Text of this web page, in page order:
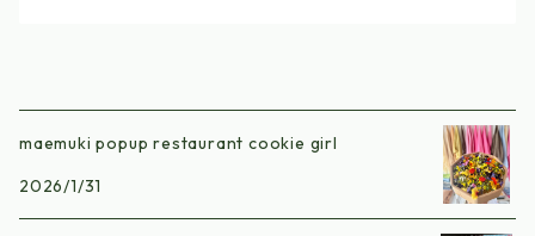
maemuki popup restaurant cookie girl
2026/1/31